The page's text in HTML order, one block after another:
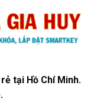
tại Hồ Chí Minh.